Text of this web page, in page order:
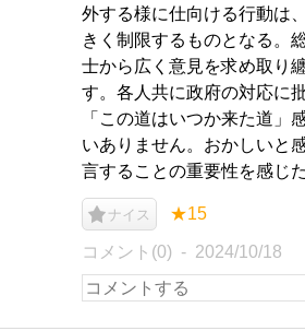
外する様に仕向ける行動は
きく制限するものとなる。
士から広く意見を求め取り
す。各人共に政府の対応に
「この道はいつか来た道」
いありません。おかしいと
言することの重要性を感じ
ナイス ★15
コメント(0) 2024/10/18